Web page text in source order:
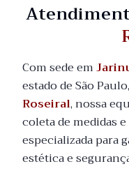
Com sede em
estado de São
Roseiral, nossa
coleta de medidas
especializada para
estética e